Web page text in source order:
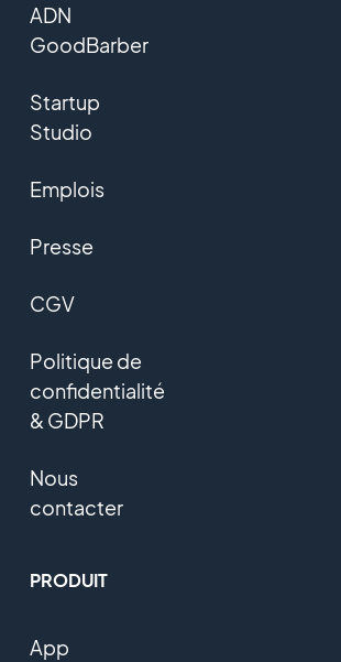
ADN
GoodBarber
Startup
Studio
Emplois
Presse
CGV
Politique de
confidentialité
& GDPR
Nous
contacter
PRODUIT
App